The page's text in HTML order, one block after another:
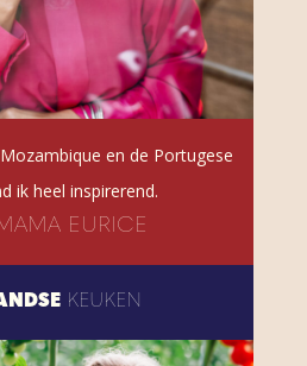
en de Portugese
ik heel inspirerend.
EURICE
KEUKEN